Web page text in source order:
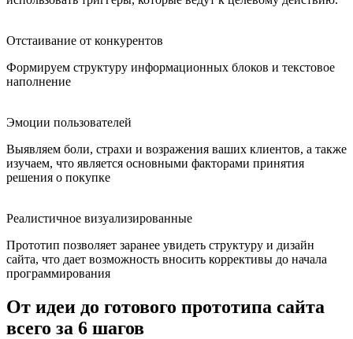
Отстаивание от конкурентов
Формируем структуру информационных блоков и текстовое
наполнение
Эмоции пользователей
Выявляем боли, страхи и возражения ваших клиентов, а также
изучаем, что является основными факторами принятия
решения о покупке
Реалистичное визуализированные
Прототип позволяет заранее увидеть структуру и дизайн
сайта, что дает возможность вносить коррективы до начала
программирования
От идеи до готового прототипа сайта
всего за 6 шагов